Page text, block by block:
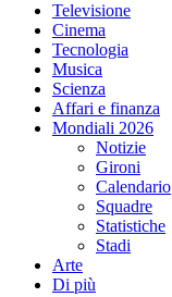
Televisione
Cinema
Tecnologia
Musica
Scienza
Affari e finanza
Mondiali 2026
Notizie
Gironi
Calendario
Squadre
Statistiche
Stadi
Arte
Di più